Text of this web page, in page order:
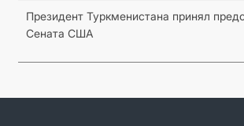
Президент Туркменистана принял
Сената США